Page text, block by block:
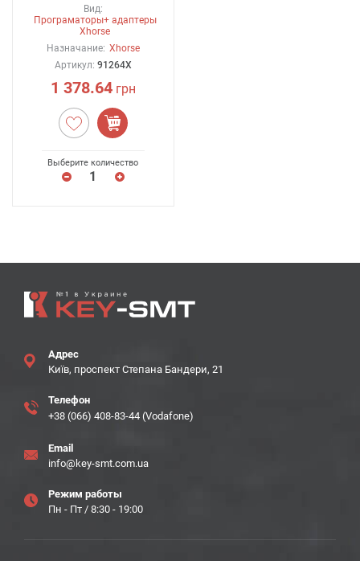
Вид:
Програматоры+ адаптеры
Xhorse
Назначание: Xhorse
Артикул: 91264X
1 378.64грн
Выберите количество
Адрес
Київ, проспект Степана Бандери, 21
Телефон
+38 (066) 408-83-44 (Vodafone)
Email
info@key-smt.com.ua
Режим работы
Пн - Пт / 8:30 - 19:00